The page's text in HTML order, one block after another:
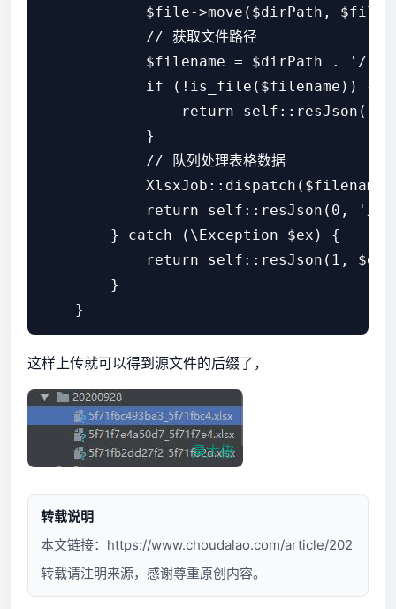
$file->move($dirPath,
            // 获取文件路径
$filename = $dirPath . '/'
            if (!is_file($filename)) {
return self::resJson(1, '
            }
            // 队列处理表格数据
return self::resJson(0, '上传
        } catch (\Exception $ex) {
return self::resJson(1,
        }
这样上传就可以得到源文件的后缀了，
转载说明
本文链接： https://www.choudalao.com/article/202
转载请注明来源，感谢尊重原创内容。